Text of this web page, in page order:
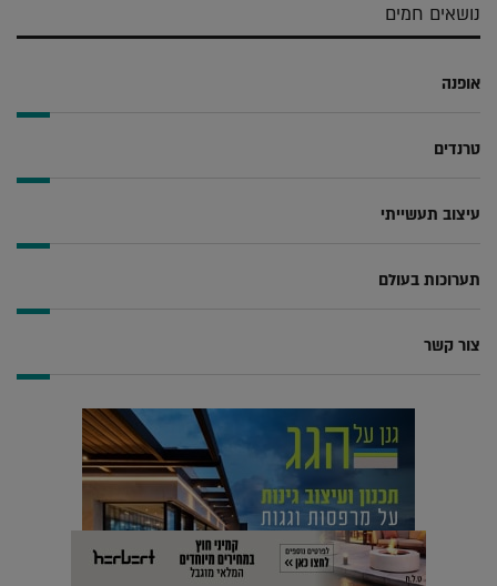
נושאים חמים
אופנה
טרנדים
עיצוב תעשייתי
תערוכות בעולם
צור קשר